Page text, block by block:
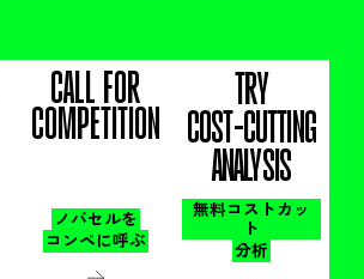
CALL FOR
COMPETITION
ノバセルを
コンペに呼ぶ
TRY
COST-CUTTING
ANALYSIS
無料コストカッ
ト
分析